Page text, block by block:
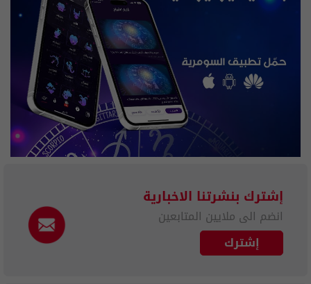
إشترك بنشرتنا الاخبارية
انضم الى ملايين المتابعين
إشترك